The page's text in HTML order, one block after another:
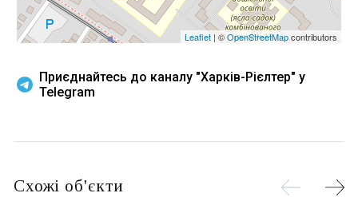
Leaflet | ©OpenStreetMapcontributors
Приєднайтесь до каналу "Харків-Рієлтер" у
Telegram
Схожі об'єкти